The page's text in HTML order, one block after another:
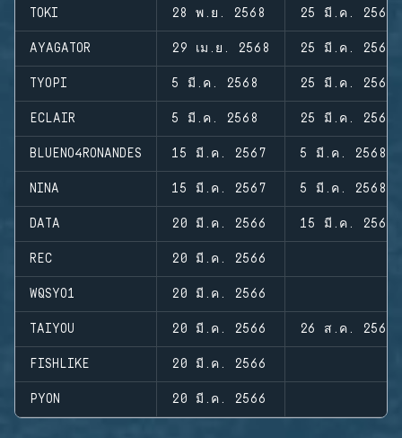
TOKI 28 พ.ย. 2568 25 มี.ค. 2569
AYAGATOR 29 เม.ย. 2568 25 มี.ค. 2569
TYOPI 5 มี.ค. 2568 25 มี.ค. 2569
ECLAIR 5 มี.ค. 2568 25 มี.ค. 2569
BLUENO4RONANDES 15 มี.ค. 2567 5 มี.ค. 2568
NINA 15 มี.ค. 2567 5 มี.ค. 2568
DATA 20 มี.ค. 2566 15 มี.ค. 2567
REC 20 มี.ค. 2566
WQSYO1 20 มี.ค. 2566
TAIYOU 20 มี.ค. 2566 26 ส.ค. 2568
FISHLIKE 20 มี.ค. 2566
PYON 20 มี.ค. 2566